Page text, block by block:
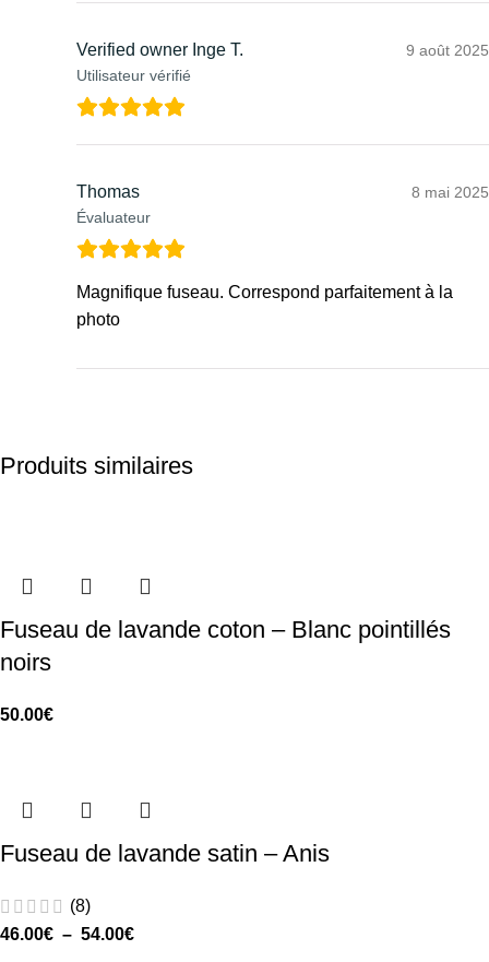
Verified owner Inge T.
Utilisateur vérifié
9 août 2025
Thomas
Évaluateur
8 mai 2025
Magnifique fuseau. Correspond parfaitement à la
photo
Produits similaires
Fuseau de lavande coton – Blanc pointillés
noirs
50.00€
Fuseau de lavande satin – Anis
(8)
46.00€ – 54.00€